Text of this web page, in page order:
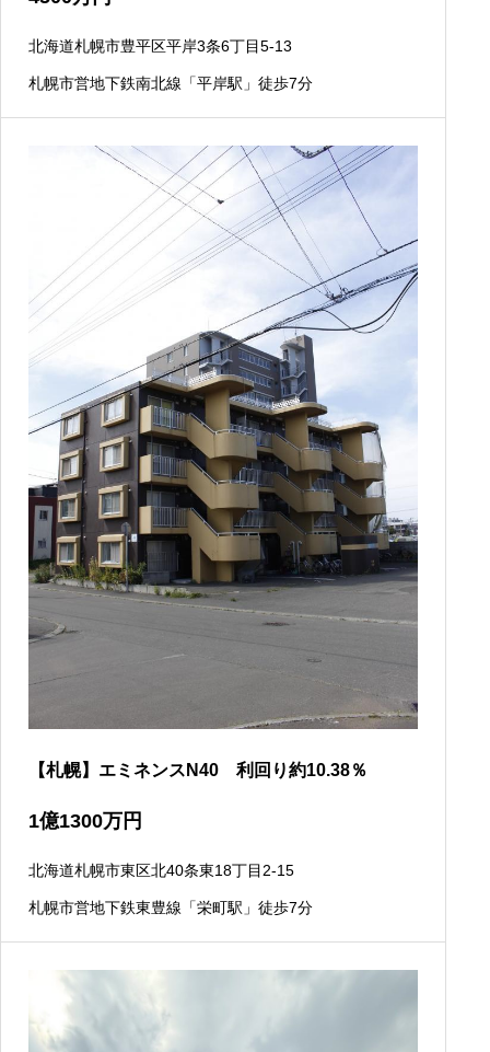
北海道札幌市豊平区平岸3条6丁目5-13
札幌市営地下鉄南北線「平岸駅」徒歩7分
【札幌】エミネンスN40 利回り約10.38％
1億1300万円
北海道札幌市東区北40条東18丁目2-15
札幌市営地下鉄東豊線「栄町駅」徒歩7分